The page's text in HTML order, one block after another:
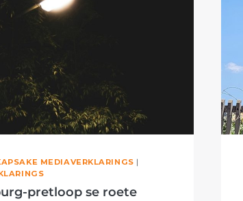
MEDIAVERKLARINGS |
pretloop se roete